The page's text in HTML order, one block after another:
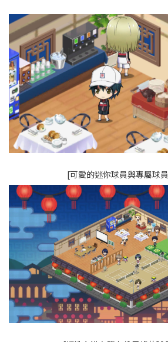
[可愛的迷你球員與專屬球